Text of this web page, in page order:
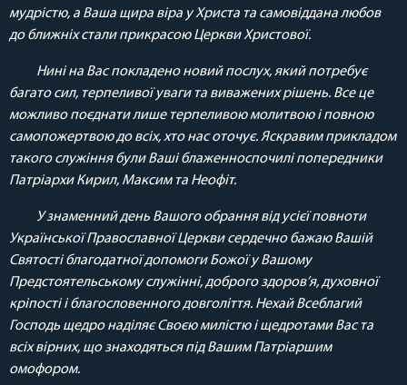
мудрістю, а Ваша щира віра у Христа та самовіддана любов
до ближніх стали прикрасою Церкви Христової.
Нині на Вас покладено новий послух, який потребує
багато сил, терпеливої уваги та виважених рішень. Все це
можливо поєднати лише терпеливою молитвою і повною
самопожертвою до всіх, хто нас оточує. Яскравим прикладом
такого служіння були Ваші блаженноспочилі попередники
Патріархи Кирил, Максим та Неофіт.
У знаменний день Вашого обрання від усієї повноти
Української Православної Церкви сердечно бажаю Вашій
Святості благодатної допомоги Божої у Вашому
Предстоятельському служінні, доброго здоров’я, духовної
кріпості і благословенного довголіття. Нехай Всеблагий
Господь щедро наділяє Своєю милістю і щедротами Вас та
всіх вірних, що знаходяться під Вашим Патріаршим
омофором.